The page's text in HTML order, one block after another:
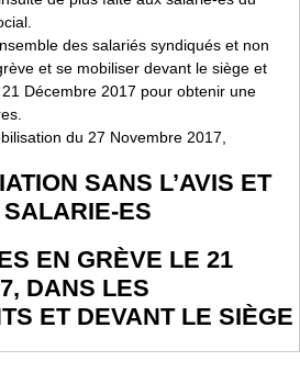
des salariés syndiqués et non
et se mobiliser devant le siège et
Décembre 2017 pour obtenir une
du 27 Novembre 2017,
SANS L’AVIS ET
SALARIE-ES
EN GRÈVE LE 21
DANS LES
ET DEVANT LE SIÈGE